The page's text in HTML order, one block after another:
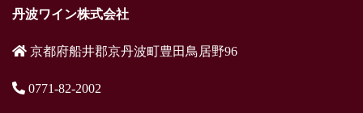
丹波ワイン株式会社
京都府船井郡京丹波町豊田鳥居野96
0771-82-2002